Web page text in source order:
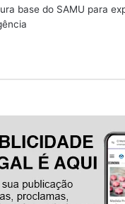
base do SAMU para